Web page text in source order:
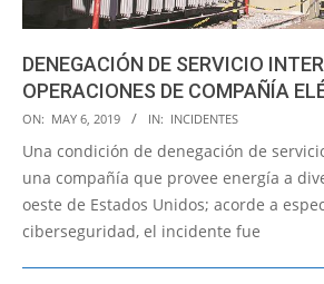
DENEGACIÓN DE SERVICIO
OPERACIONES DE COMPAÑÍA
2019-
05-
06
ON: MAY 6, 2019 IN: INCIDENTES
Una condición de denegación de
una compañía que provee energía a
oeste de Estados Unidos; acorde a
ciberseguridad, el incidente fue